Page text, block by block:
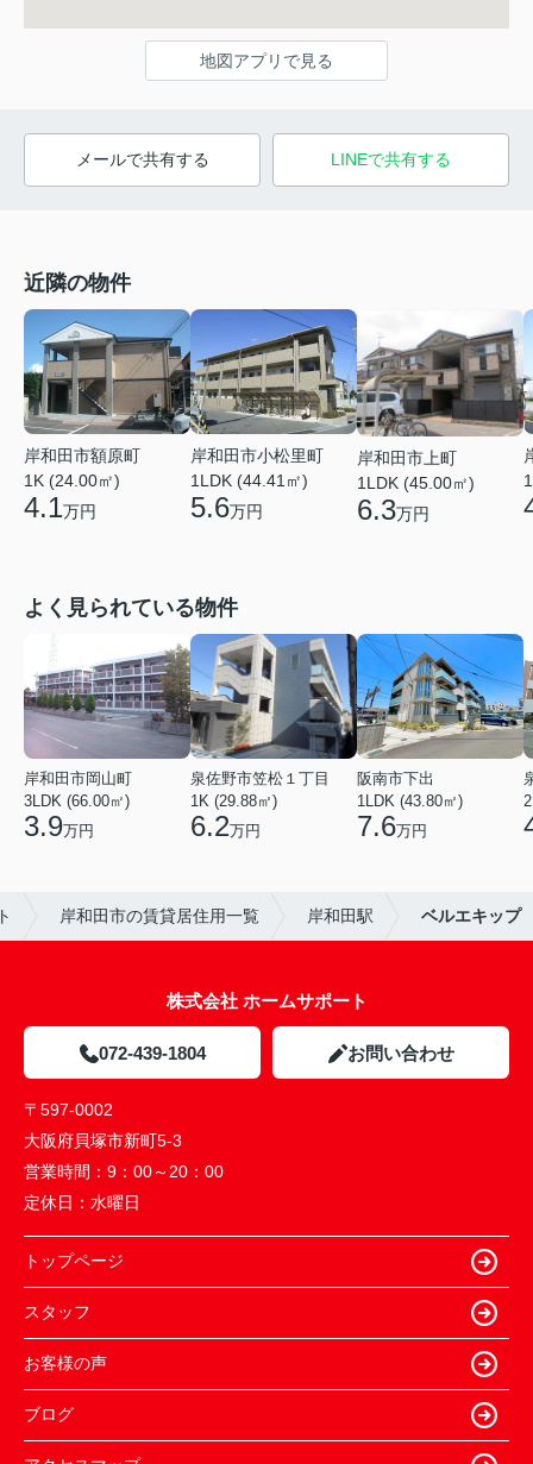
地図アプリで見る
メールで共有する LINEで共有する
近隣の物件
岸和田市額原町
1K (24.00㎡)
4.1万円
岸和田市小松里町
1LDK (44.41㎡)
5.6万円
岸和田市上町
1LDK (45.00㎡)
6.3万円
よく見られている物件
岸和田市岡山町
3LDK (66.00㎡)
3.9万円
泉佐野市笠松１丁目
1K (29.88㎡)
6.2万円
阪南市下出
1LDK (43.80㎡)
7.6万円
岸和田市の賃貸居住用一覧 岸和田駅 ベルエキップ
株式会社 ホームサポート
072-439-1804 お問い合わせ
〒597-0002
大阪府貝塚市新町5-3
営業時間： 9：00～20：00
定休日： 水曜日
トップページ
スタッフ
お客様の声
ブログ